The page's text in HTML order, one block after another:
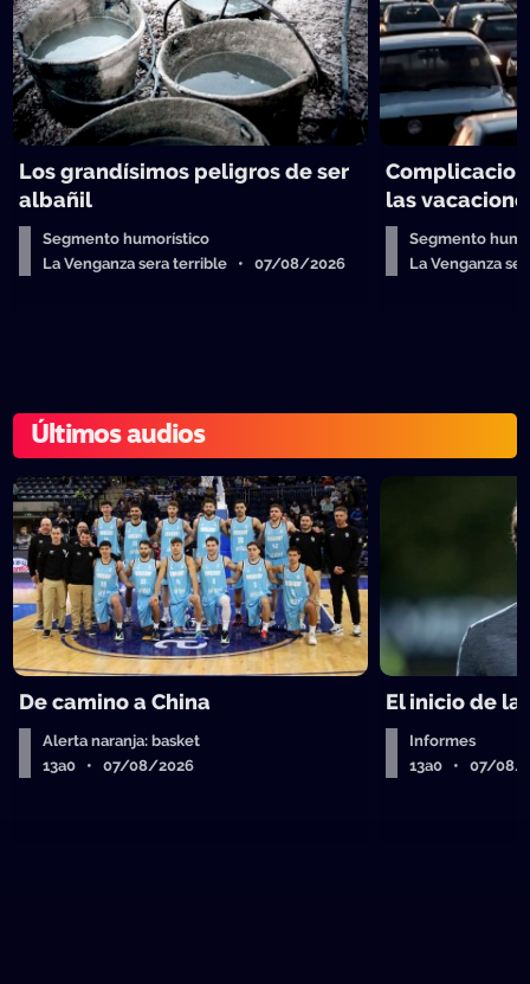
Los grandísimos peligros de ser
albañil
Segmento humorístico
La Venganza sera terrible • 07/08/2026
las
Segmento
La Venganza
Últimos audios
De camino a China
Alerta naranja: basket
13a0 • 07/08/2026
El inicio de la
Informes
13a0 • 07/08/